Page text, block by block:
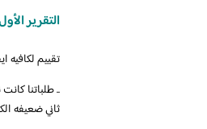
التقرير
تقييم لكافيه
.. طلباتنا
ثاني ضعيفه